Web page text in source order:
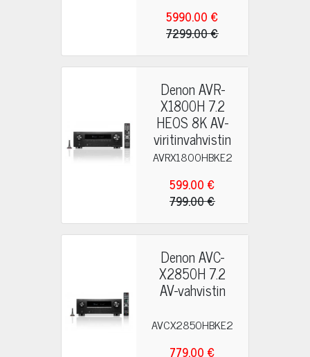
5990.00 €
7299.00 €
Denon AVR-
X1800H 7.2
HEOS 8K AV-
viritinvahvistin
AVRX1800HBKE2
599.00 €
799.00 €
Denon AVC-
X2850H 7.2
AV-vahvistin
AVCX2850HBKE2
779.00 €